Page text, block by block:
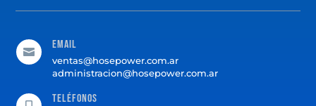

Email
ventas@hosepower.com.ar
administracion@hosepower.com.ar
Teléfonos